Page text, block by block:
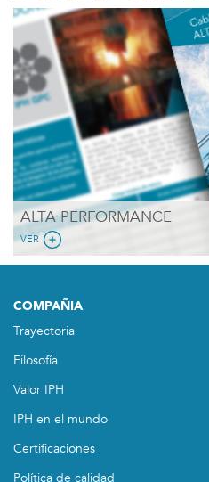
ALTA PERFORMANCE
VER
COMPAÑIA
Trayectoria
Filosofía
Valor IPH
IPH en el mundo
Certificaciones
Política de calidad